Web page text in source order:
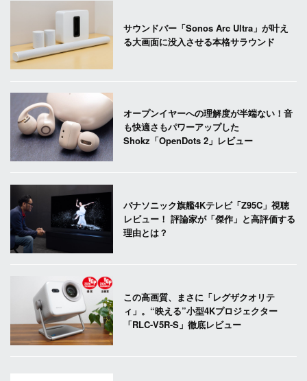
サウンドバー「Sonos Arc Ultra」が叶え
る大画面に没入させる本格サラウンド
オープンイヤーへの理解度が半端ない！音
も快適さもパワーアップした
Shokz「OpenDots 2」レビュー
パナソニック旗艦4Kテレビ「Z95C」視聴
レビュー！ 評論家が「傑作」と高評価する
理由とは？
この高画質、まさに「レグザクオリテ
ィ」。“映える”小型4Kプロジェクター
「RLC-V5R-S」徹底レビュー